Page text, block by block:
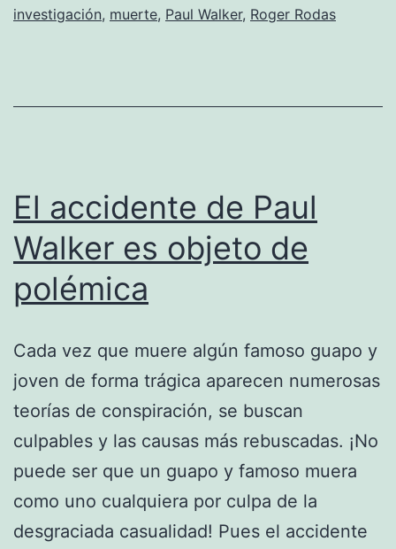
investigación, muerte, Paul Walker, Roger Rodas
El accidente de Paul
Walker es objeto de
polémica
Cada vez que muere algún famoso guapo y
joven de forma trágica aparecen numerosas
teorías de conspiración, se buscan
culpables y las causas más rebuscadas. ¡No
puede ser que un guapo y famoso muera
como uno cualquiera por culpa de la
desgraciada casualidad! Pues el accidente